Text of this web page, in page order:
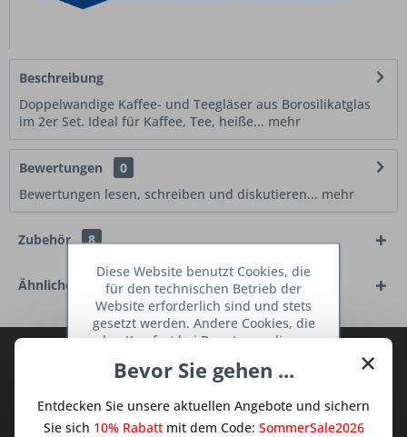
Beschreibung
Doppelwandige Kaffee- und Teegläser aus Borosilikatglas
im 2er Set. Ideal für Kaffee, Tee, heiße... mehr
Bewertungen
0
Bewertungen lesen, schreiben und diskutieren... mehr
Zubehör 8
Ähnliche Artikel
TraumKüche Newsletter und verpassen
Sie keine Neuigkeit oder Aktion mehr aus
dem Traum Küchen - Shop.
×
Bevor Sie gehen ...
Entdecken Sie unsere aktuellen Angebote und sichern
Sie sich 10% Rabattmit dem Code: SommerSale2026
Diese Website benutzt Cookies, die
für den technischen Betrieb der
Website erforderlich sind und stets
gesetzt werden. Andere Cookies, die
den Komfort bei Benutzung dieser
dienen oder die Interaktion mit
Netzwerken vereinfachen sollen,
werden nur mit Ihrer Zustimmung